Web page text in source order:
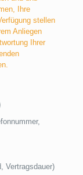
Ihre
stellen
Anliegen
Ihrer
Vertragsdauer)